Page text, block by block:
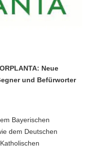
Neue
und Befürworter
Bayerischen
dem Deutschen